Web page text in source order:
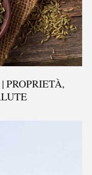
PROPRIETÀ,